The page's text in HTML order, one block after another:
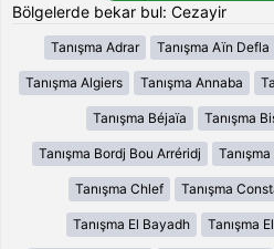
Bölgelerde bekar bul: Cezayir
Tanışma Adrar Tanışma Aïn Defla
Tanışma Algiers Tanışma Annaba
Tanışma Béjaïa Tanışma
Tanışma Bordj Bou Arréridj
Tanışma Chlef Tanışma
Tanışma El Bayadh Tanışma